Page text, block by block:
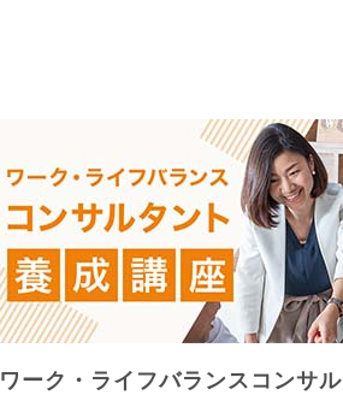
ワーク・ライフバランスコンサル